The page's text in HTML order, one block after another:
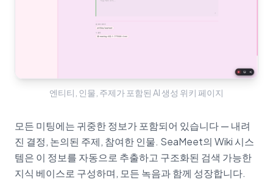
엔티티, 인물, 주제가 포함된 AI 생성 위키 페이지
모든 미팅에는 귀중한 정보가 포함되어 있습니다 — 내려
진 결정, 논의된 주제, 참여한 인물. SeaMeet의 Wiki 시스
템은 이 정보를 자동으로 추출하고 구조화된 검색 가능한
지식 베이스로 구성하며, 모든 녹음과 함께 성장합니다.